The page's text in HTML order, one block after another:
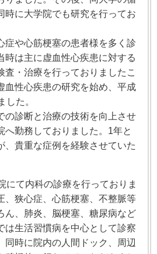
時に大学院でも研究を行ってお
症や心筋梗塞の患者様を多く診
時は主に虚血性心疾患に対する
査・治療を行っておりましたこ
血性心疾患の研究を始め、平成
した。
の診断と治療の技術を向上させ
へ勤務しておりました。1年と
、貴重な症例を経験させていた
にて内科の診療を行っておりま
、狭心症、心筋梗塞、不整脈等
ん、肺炎、脳梗塞、糖尿病など
は生活習慣病を中心として診察
同時に院内の人間ドック、周辺